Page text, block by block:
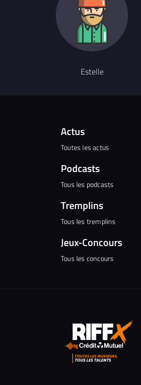
Estelle
Actus
Toutes les actus
Podcasts
Tous les podcasts
Tremplins
Tous les tremplins
Jeux-Concours
Tous les concours